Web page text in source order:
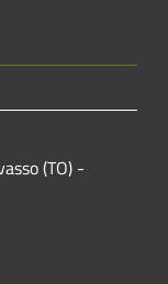
(TO) -